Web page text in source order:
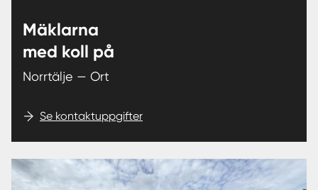
Mäklarna
med koll på
Norrtälje — Ort
Se kontaktuppgifter